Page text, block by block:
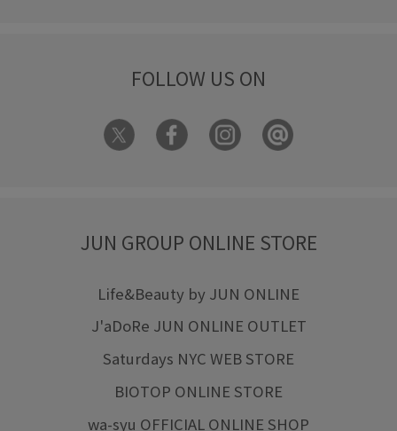
FOLLOW US ON
JUN GROUP ONLINE STORE
Life&Beauty by JUN ONLINE
J'aDoRe JUN ONLINE OUTLET
Saturdays NYC WEB STORE
BIOTOP ONLINE STORE
wa-syu OFFICIAL ONLINE SHOP